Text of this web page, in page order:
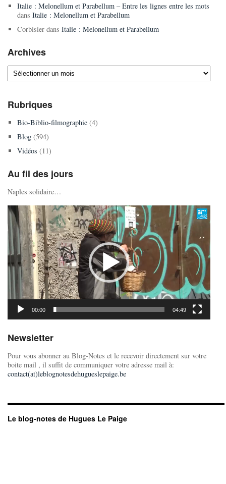
Italie : Melonellum et Parabellum – Entre les lignes entre les mots
dans Italie : Melonellum et Parabellum
Corbisierdans Italie : Melonellum et Parabellum
Archives
Archives
Rubriques
Bio-Biblio-filmographie(4)
Blog(594)
Vidéos (11)
Au fil des jours
Naples solidaire…
Lecteur
vidéo
00:00 04:49
Newsletter
Pour vous abonner au Blog-Notes et le recevoir directement sur votre
boite mail , il suffit de communiquer votre adresse mail à:
contact(at)leblognotesdehugueslepaige.be
Le blog-notes de Hugues Le Paige